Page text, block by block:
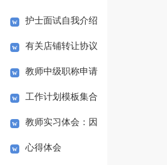
护士面试自我介绍
(汇编15篇)
有关店铺转让协议
书3篇教师中级职称申请
书 工作计划模板集合
七篇教师实习体会：因
材施教心得体会